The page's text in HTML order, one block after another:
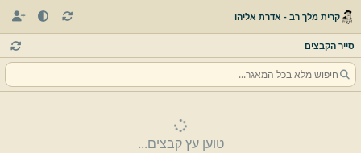
קרית מלך רב - אדרת אליהו
סייר הקבצים
טוען עץ קבצים...